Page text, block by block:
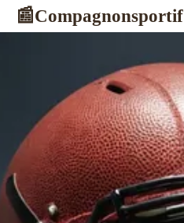
📰Compagnonsportif